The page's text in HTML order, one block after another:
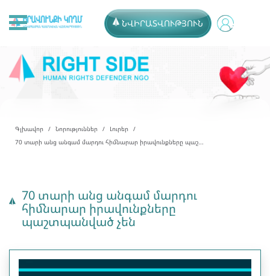
ՆՎԻՐԱՏՎՈՒԹՅՈՒՆ
Գլխավոր Նորություններ
Լուրեր
70 տարի անց անգամ մարդու հիմնարար իրավունքները պաշ...
70 տարի անց անգամ մարդու
հիմնարար իրավունքները
պաշտպանված չեն